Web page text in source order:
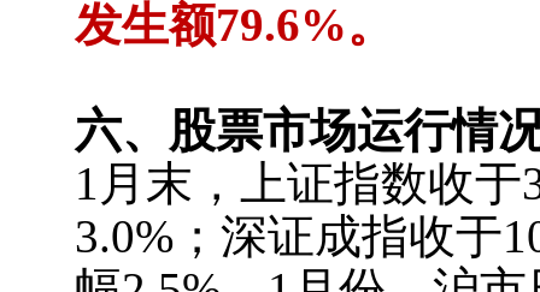
发生额79.6%。
六、股票市场运行情
1月末，上证指数收于
3.0%；深证成指收于